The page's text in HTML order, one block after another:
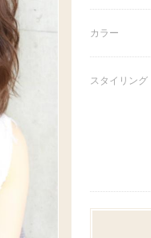
カラー
スタイリング